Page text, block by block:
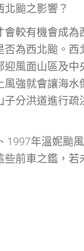
北颱之影響？
較有機會成
為西北颱。
風面山區及
強就會讓海
分洪道進行
1997年溫妮颱
前車之鑑，